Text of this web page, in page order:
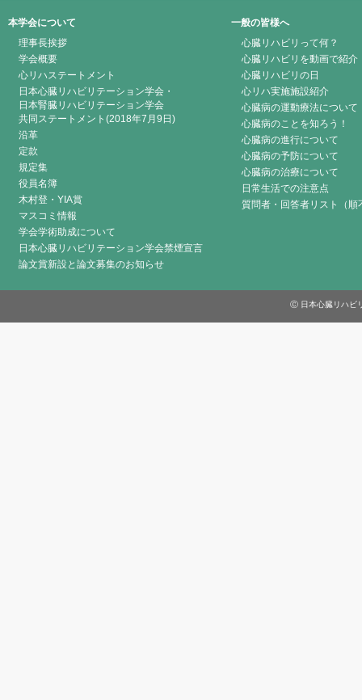
本学会について
理事長挨拶
学会概要
心リハステートメント
日本心臓リハビリテーション学会・
日本腎臓リハビリテーション学会
共同ステートメント(2018年7月9日)
沿革
定款
規定集
役員名簿
木村登・YIA賞
マスコミ情報
学会学術助成について
日本心臓リハビリテーション学会禁煙宣言
論文賞新設と論文募集のお知らせ
一般の皆様へ
心臓リハビリって何？
心臓リハビリを動画で紹介
心臓リハビリの日
心リハ実施施設紹介
心臓病の運動療法について
心臓病のことを知ろう！
心臓病の進行について
心臓病の予防について
心臓病の治療について
日常生活での注意点
質問者・回答者リスト（順
Ⓒ 日本心臓リハビ